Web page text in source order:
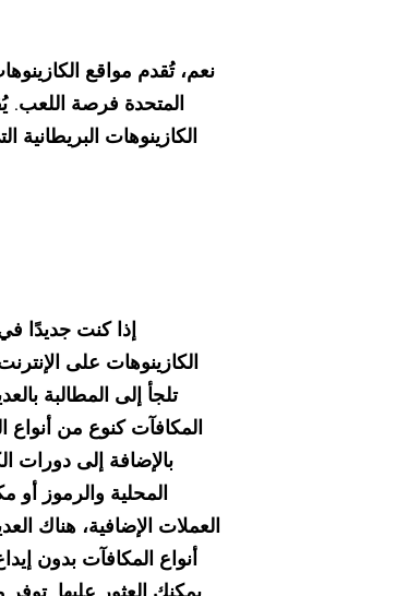
نعم، تُقدم مواقع
الكازينوهات
إذا كنت جديدًا
الكازينوهات على
تلجأ إلى المطالبة
المكافآت كنوع من أنواع
بالإضافة إلى دورات
المحلية والرموز أو
العملات الإضافية، هناك
أنواع المكافآت بدون